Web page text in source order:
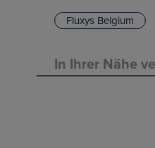
Fluxys Belgium
In Ihrer Nähe